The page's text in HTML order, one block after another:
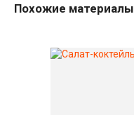
Похожие материалы